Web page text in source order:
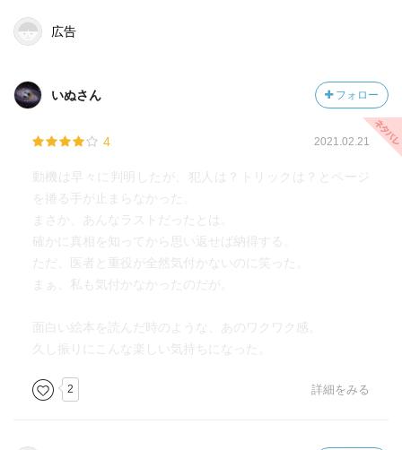
広告
いぬさん フォロー
4 2021.02.21
動機は早々に判明したが、犯人は？トリックは？とページ
を捲る手が止まらなかった。
まさか、あんなラストだったとは。
確かに真相を知ってから思い返せば納得する。
ただ、医者と重役が全然気付かないのに笑った。
まぁ、私も気付かなかったのだが。
面白い絵本を読んだ時のような、あのワクワク感。
久し振りにこんな楽しい気持ちになった。
2 詳細をみる